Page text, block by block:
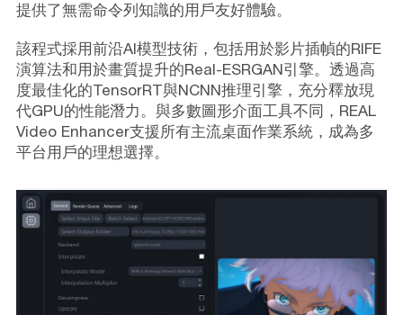
提供了無需命令列知識的用戶友好體驗。
該程式採用前沿AI模型技術，包括用於影片插幀的RIFE
演算法和用於畫質提升的Real-ESRGAN引擎。透過高
度最佳化的TensorRT與NCNN推理引擎，充分釋放現
代GPU的性能潛力。與多數圖形介面工具不同，REAL
Video Enhancer支援所有主流桌面作業系統，成為多
平台用戶的理想選擇。